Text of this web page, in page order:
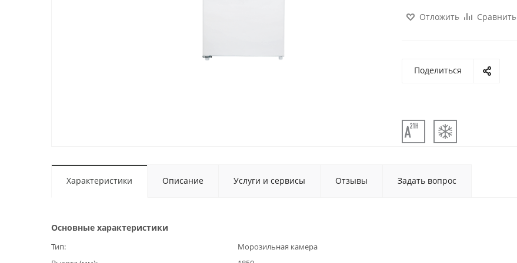
Отложить Сравнить
Поделиться
Характеристики Описание Услуги и сервисы Отзывы Задать вопрос
Основные характеристики
Тип
Морозильная камера